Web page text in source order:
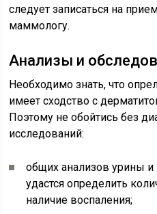
следует записаться на
маммологу.
Анализы и
Необходимо знать, что
имеет сходство с
Поэтому не обойтись без
исследований:
общих анализов урины
удастся определить
наличие воспаления;